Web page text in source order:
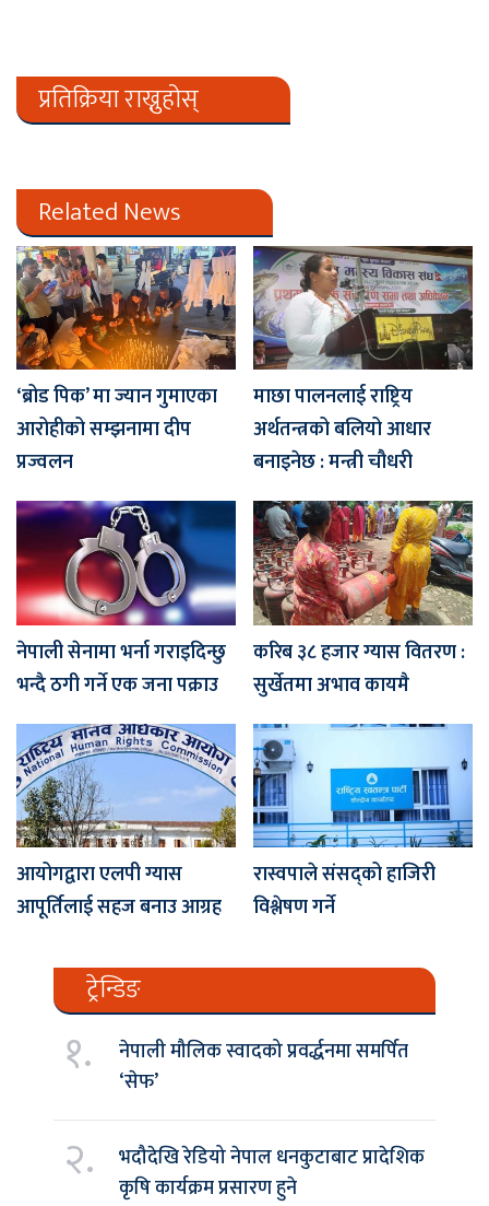
प्रतिक्रिया राख्नुहोस्
Related News
‘ब्रोड पिक’ मा ज्यान गुमाएका
आरोहीको सम्झनामा दीप
प्रज्वलन
माछा पालनलाई राष्ट्रिय
अर्थतन्त्रको बलियो आधार
बनाइनेछ : मन्त्री चौधरी
नेपाली सेनामा भर्ना गराइदिन्छु
भन्दै ठगी गर्ने एक जना पक्राउ
करिब ३८ हजार ग्यास वितरण :
सुर्खेतमा अभाव कायमै
आयोगद्वारा एलपी ग्यास
आपूर्तिलाई सहज बनाउ आग्रह
रास्वपाले संसद्को हाजिरी
विश्लेषण गर्ने
ट्रेन्डिङ
१.
नेपाली मौलिक स्वादको प्रवर्द्धनमा समर्पित
‘सेफ’
२.
भदौदेखि रेडियो नेपाल धनकुटाबाट प्रादेशिक
कृषि कार्यक्रम प्रसारण हुने